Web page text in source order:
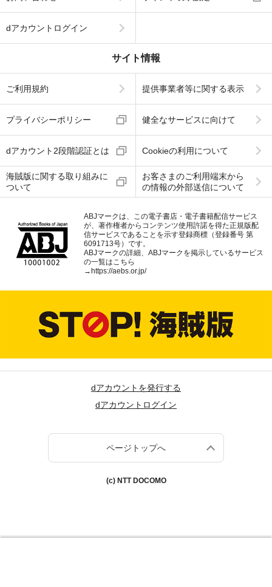
dアカウントログイン
サイト情報
ご利用規約 提供事業者等に関する表示
プライバシーポリシー 健全なサービスに向けて
dアカウント2段階認証とは Cookieの利用について
海賊版に関する取り組みに
ついて
お客さまのご利用端末から
の情報の外部送信について
ABJマークは、この電子書店・電子書籍配信サービス
が、著作権者からコンテンツ使用許諾を得た正規版配
信サービスであることを示す登録商標（登録番号 第
6091713号）です。
ABJマークの詳細、ABJマークを掲示しているサービス
の一覧はこちら
→ https://aebs.or.jp/
dアカウントを発行する
dアカウントログイン
ページトップへ
(c) NTT DOCOMO